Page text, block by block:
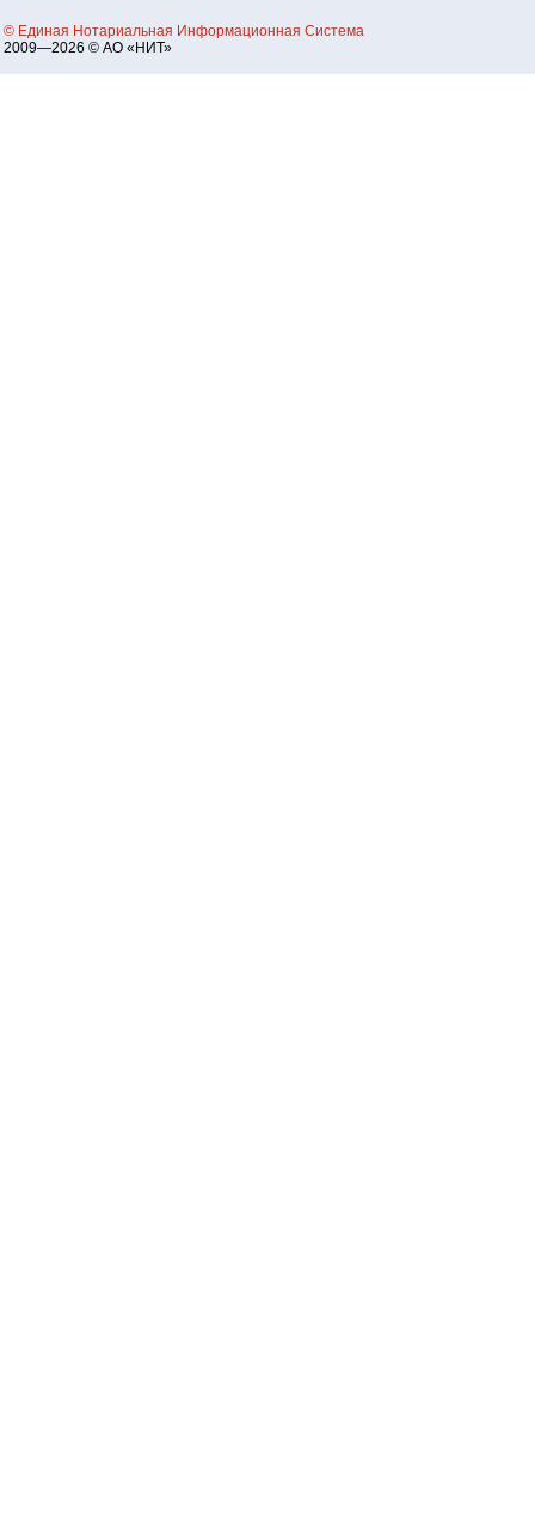
© Единая Нотариальная Информационная Система
2009—2026 © АО «НИТ»